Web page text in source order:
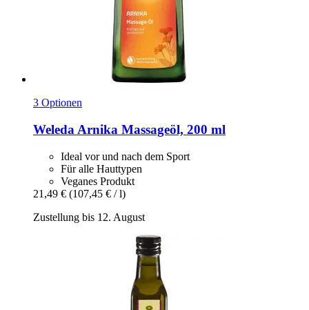
3 Optionen
Weleda Arnika Massageöl, 200 ml
Ideal vor und nach dem Sport
Für alle Hauttypen
Veganes Produkt
21,49 € (107,45 € / l)
Zustellung bis 12. August